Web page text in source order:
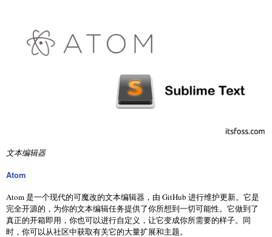
文本编辑器
Atom
Atom 是一个现代的可魔改的文本编辑器，由 GitHub 进行维护更新。它是
完全开源的，为你的文本编辑任务提供了你所想到一切可能性。它做到了
真正的开箱即用，你也可以进行自定义，让它变成你所需要的样子。同
时，你可以从社区中获取有关它的大量扩展和主题。